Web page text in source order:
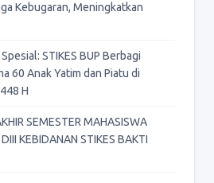
Kebugaran, Meningkatkan
STIKES BUP Berbagi
60 Anak Yatim dan Piatu di
H
SEMESTER MAHASISWA
KEBIDANAN STIKES BAKTI